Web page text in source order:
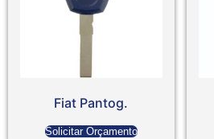
Fiat Pantog.
Solicitar Orçamento